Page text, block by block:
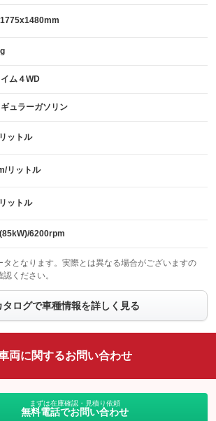
プ
)
：装備なし
フロントカメラ
：装備なし
：装備なし
ルーフレール
：装備なし
：装備なし
ム４WD
ュラーガソリン
ットル
リットル
ットル
6200rpm
となります。実際とは異なる場合がございますの
ください。
タログで車種情報を詳しく見る
両に関するお問い合わせ
まずは在庫確認・見積り依頼
無料電話でお問い合わせ